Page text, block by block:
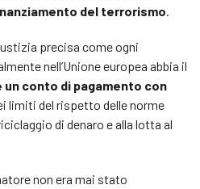
del terrorismo.
precisa come ogni
nell’Unione europea abbia il
un conto di pagamento con
limiti del rispetto delle norme
di denaro e alla lotta al
non era mai stato